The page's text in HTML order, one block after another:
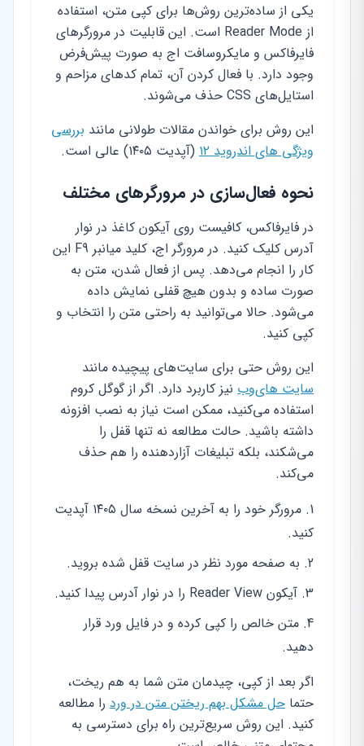
یکی از ساده‌ترین روش‌ها برای کپی متن، استفاده
از Reader Mode است. این قابلیت در مرورگرهای
فایرفاکس و مایکروسافت اج به صورت پیش‌فرض
وجود دارد. با فعال کردن آن، تمام کدهای مزاحم و
استایل‌های CSS حذف می‌شوند.
این روش برای خواندن مقالات طولانی مانند بررسی
ویژگی های اندروید ۱۲
(آپدیت ۱۴۰۵) عالی است.
نحوه فعال‌سازی در مرورگرهای مختلف
در فایرفاکس، کافیست روی آیکون کاغذ در نوار
آدرس کلیک کنید. در مرورگر اج، کلید میانبر F9 این
کار را انجام می‌دهد. پس از فعال شدن، متن به
صورت ساده و بدون هیچ قفلی نمایش داده
می‌شود. حالا می‌توانید به راحتی متن را انتخاب و
کپی کنید.
این روش حتی برای سایت‌های پیچیده مانند
سایت های‌وب نیز کاربرد دارد. اگر از گوگل کروم
استفاده می‌کنید، ممکن است نیاز به نصب افزونه
داشته باشید. حالت مطالعه نه تنها قفل را
می‌شکند، بلکه تبلیغات آزاردهنده را هم حذف
می‌کند.
مرورگر خود را به آخرین نسخه سال ۱۴۰۵ آپدیت
کنید.
به صفحه مورد نظر در سایت قفل شده بروید.
آیکون Reader View را در نوار آدرس پیدا کنید.
متن خالص را کپی کرده و در فایل ورد قرار
دهید.
اگر بعد از کپی، چیدمان متن شما به هم ریخت،
حتما حل مشکل بهم ریختن متن در ورد را مطالعه
کنید. این روش سریع‌ترین راه برای دسترسی به